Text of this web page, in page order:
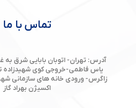
تماس با ما
آدرس: تهران- اتوبان بابایی شرق به
یاس فاطمی-خروجی کوی شهیدزاده
زاگرس- ورودی خانه های سازمانی
اکسیژن بهراد گاز